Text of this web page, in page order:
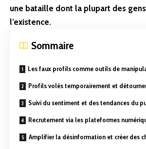
une bataille dont la plupart des
l’existence.
Sommaire
Les faux profils comme outils de
Profils volés temporairement et
Suivi du sentiment et des tendances du
Recrutement via les plateformes
Amplifier la désinformation et créer des